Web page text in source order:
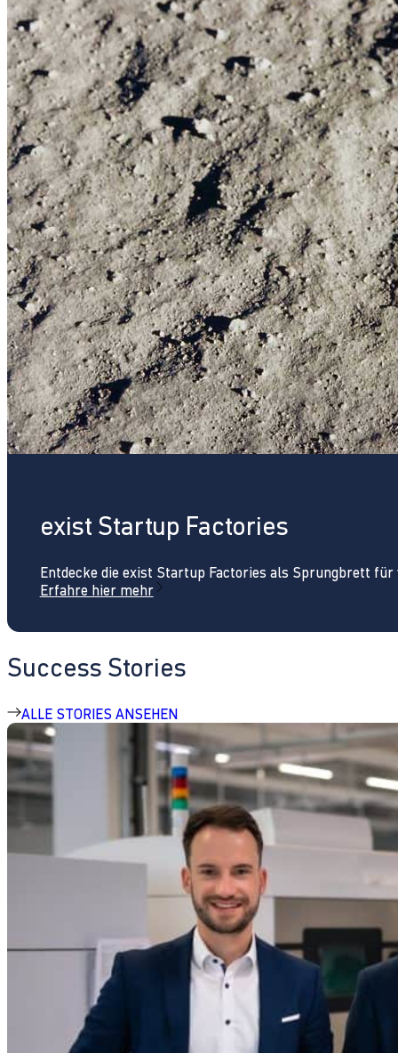
exist Startup Factories
Entdecke die exist Startup Factories als Sprungbrett
Erfahre hier mehr
Success Stories
ALLE STORIES ANSEHEN